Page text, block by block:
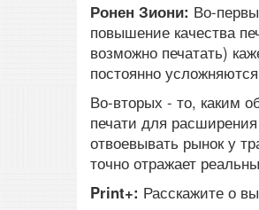
Ронен Зиони: Во-
повышение качества
возможно печатать)
постоянно
Во-вторых - то, каким
печати для
отвоевывать рынок у
точно отражает
Print+: Расскажите о